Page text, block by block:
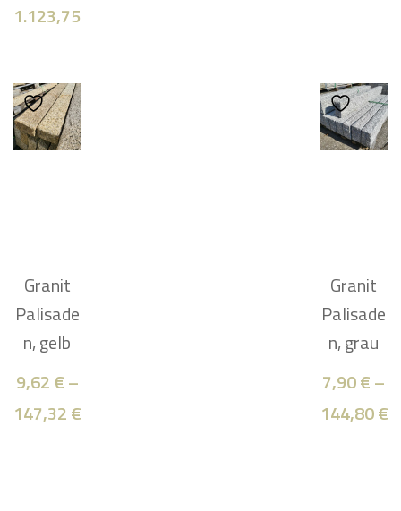
1.123,75
Granit
Palisade
n, gelb
9,62€–
147,32€
Granit
Palisade
n, grau
7,90€–
144,80€